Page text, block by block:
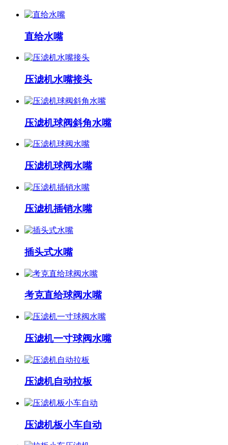
直给水嘴
压滤机水嘴接头
压滤机球阀斜角水嘴
压滤机球阀水嘴
压滤机插销水嘴
插头式水嘴
考克直给球阀水嘴
压滤机一寸球阀水嘴
压滤机自动拉板
压滤机板小车自动